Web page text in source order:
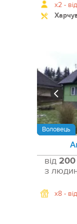
x2 - від
Воловець
від
з
x8 - від